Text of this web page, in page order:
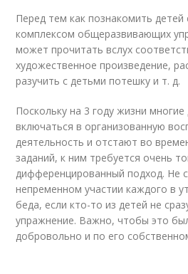
Перед тем как познакомить
комплексом общеразвивающих
может прочитать вслух
художественное произведение,
разучить с детьми потешку и т. д.
Поскольку на 3 году жизни многие
включаться в организованную
деятельность и отстают во
заданий, к ним требуется очень
дифференцированный подход. Не
непременном участии каждого в
беда, если кто-то из детей не
упражнение. Важно, чтобы это
добровольно и по его